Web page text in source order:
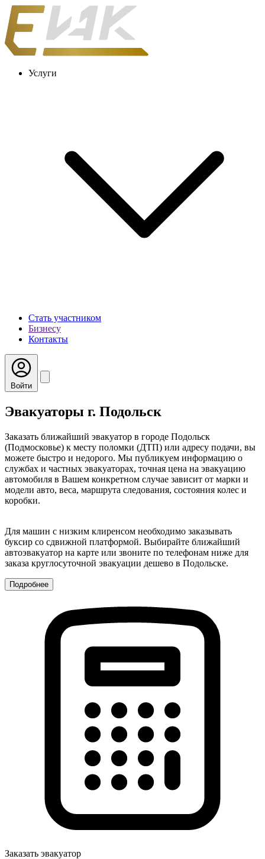
Услуги
Стать участником
Бизнесу
Контакты
Войти
Эвакуаторы г. Подольск
Заказать ближайший эвакуатор в городе Подольск
(Подмосковье) к месту поломки (ДТП) или адресу подачи, вы
можете быстро и недорого. Мы публикуем информацию о
службах и частных эвакуаторах, точная цена на эвакуацию
автомобиля в Вашем конкретном случае зависит от марки и
модели авто, веса, маршрута следования, состояния колес и
коробки.
Для машин с низким клиренсом необходимо заказывать
буксир со сдвижной платформой. Выбирайте ближайший
автоэвакуатор на карте или звоните по телефонам ниже для
заказа круглосуточной эвакуации дешево в Подольске.
Подробнее
Заказать эвакуатор